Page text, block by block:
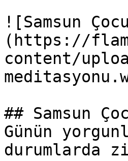
![Samsun
(https://
content/
## Samsun
Günün
durumlarda